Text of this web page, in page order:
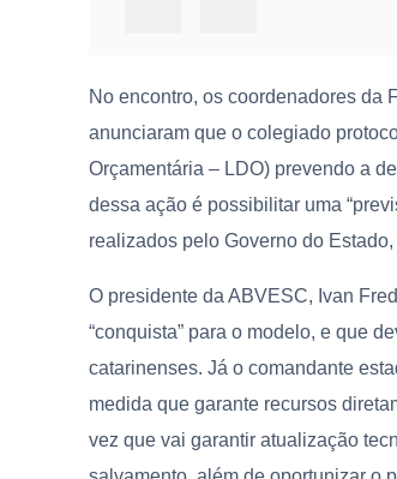
No encontro, os coordenadores da
anunciaram que o colegiado
Orçamentária – LDO) prevendo a
dessa ação é possibilitar uma
realizados pelo Governo do
O presidente da ABVESC, Ivan
“conquista” para o modelo, e que
catarinenses. Já o comandante
medida que garante recursos
vez que vai garantir atualização